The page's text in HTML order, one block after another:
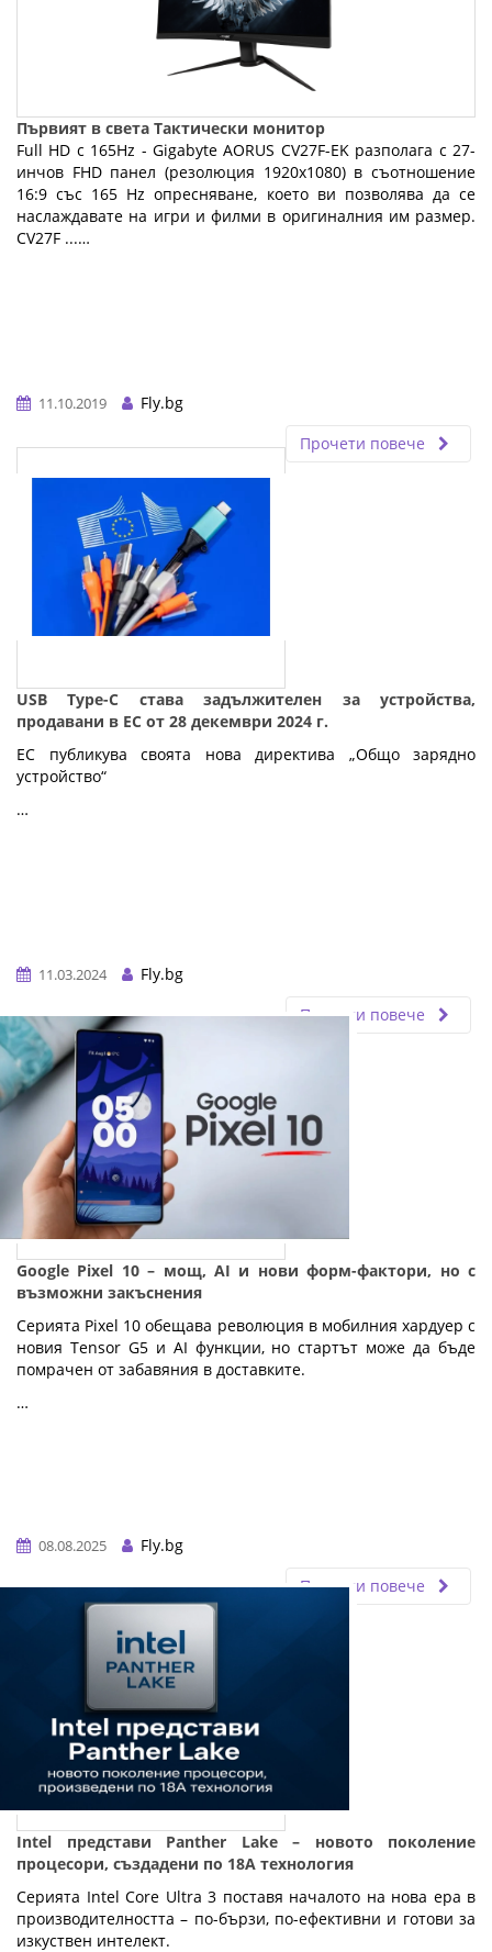
Първият в света Тактически монитор
Full HD с 165Hz - Gigabyte AORUS CV27F-EK разполага с 27-
инчов FHD панел (резолюция 1920x1080) в съотношение
16:9 със 165 Hz опресняване, което ви позволява да се
наслаждавате на игри и филми в оригиналния им размер.
CV27F ...…
11.10.2019
Fly.bg
Прочети повече
USB Type-C става задължителен за устройства,
продавани в ЕС от 28 декември 2024 г.
ЕС публикува своята нова директива „Общо зарядно
устройство“
…
11.03.2024
Fly.bg
Прочети повече
Google Pixel 10 – мощ, AI и нови форм-фактори, но с
възможни закъснения
Серията Pixel 10 обещава революция в мобилния хардуер с
новия Tensor G5 и AI функции, но стартът може да бъде
помрачен от забавяния в доставките.
…
08.08.2025
Fly.bg
Прочети повече
Intel представи Panther Lake – новото поколение
процесори, създадени по 18A технология
Серията Intel Core Ultra 3 поставя началото на нова ера в
производителността – по-бързи, по-ефективни и готови за
изкуствен интелект.